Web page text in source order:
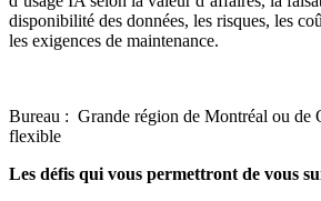
disponibilité des données, les risques, les
les exigences de maintenance.
Bureau : Grande région de Montréal ou de
flexible
Les défis qui vous permettront de vous